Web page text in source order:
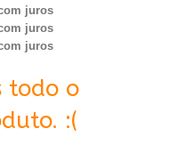
juros
juros
juros
todo o
:(